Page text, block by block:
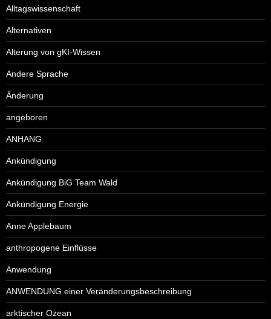
Alltagswissenschaft
Alternativen
Alterung von gKI-Wissen
Andere Sprache
Änderung
angeboren
ANHANG
Ankündigung
Ankündigung BiG Team Wald
Ankündigung Energie
Anne Applebaum
anthropogene Einflüsse
Anwendung
ANWENDUNG einer Veränderungsbeschreibung
arktischer Ozean